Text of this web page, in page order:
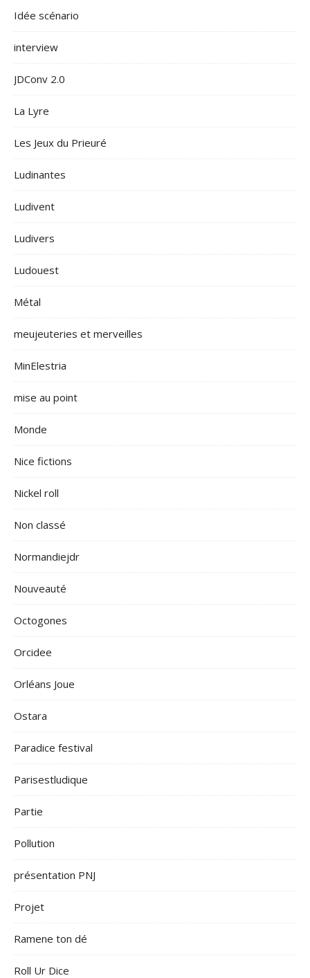
Idée scénario
interview
JDConv 2.0
La Lyre
Les Jeux du Prieuré
Ludinantes
Ludivent
Ludivers
Ludouest
Métal
meujeuteries et merveilles
MinElestria
mise au point
Monde
Nice fictions
Nickel roll
Non classé
Normandiejdr
Nouveauté
Octogones
Orcidee
Orléans Joue
Ostara
Paradice festival
Parisestludique
Partie
Pollution
présentation PNJ
Projet
Ramene ton dé
Roll Ur Dice